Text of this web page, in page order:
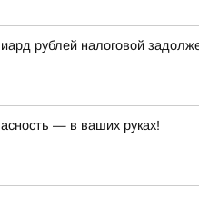
рублей налоговой
— в ваших руках!